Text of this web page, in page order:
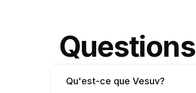
Questions
Qu'est-ce que Vesuv?